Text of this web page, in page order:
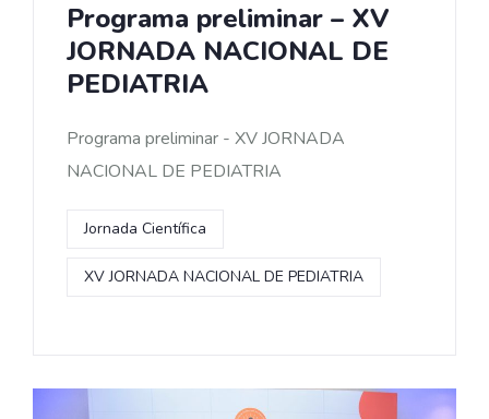
Programa preliminar – XV
JORNADA NACIONAL DE
PEDIATRIA
Programa preliminar - XV JORNADA
NACIONAL DE PEDIATRIA
Jornada Científica
XV JORNADA NACIONAL DE PEDIATRIA